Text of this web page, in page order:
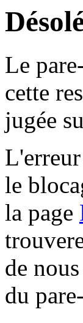
Le
cette
jugée
le
la page
de
du